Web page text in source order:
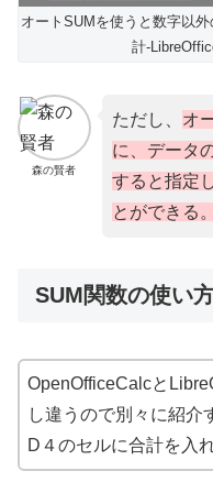
オートSUMを使うと数字以
計-
森の賢者
ただし、 オ
に、データ
すると指定
とができる。
SUM関数の使い
OpenOfficeCalcと
し違うので別々に紹介
D４のセルに合計を入